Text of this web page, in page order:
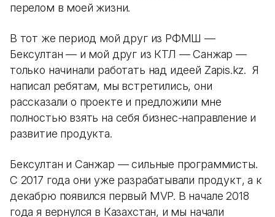
перелом в моей жизни.
В тот же период мой друг из РФМШ —
Бексултан — и мой друг из КТЛ — Санжар —
только начинали работать над идеей Zapis.kz. Я
написал ребятам, мы встретились, они
рассказали о проекте и предложили мне
полностью взять на себя бизнес-направление и
развитие продукта.
Бексултан и Санжар — сильные программисты.
С 2017 года они уже разрабатывали продукт, а к
декабрю появился первый MVP. В начале 2018
года я вернулся в Казахстан, и мы начали